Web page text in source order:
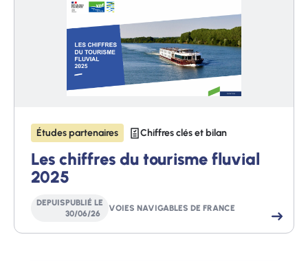
Études partenaires Chiffres clés et bilan
Les chiffres du tourisme fluvial
2025
DEPUISPUBLIÉ LE
30/06/26
VOIES NAVIGABLES DE FRANCE